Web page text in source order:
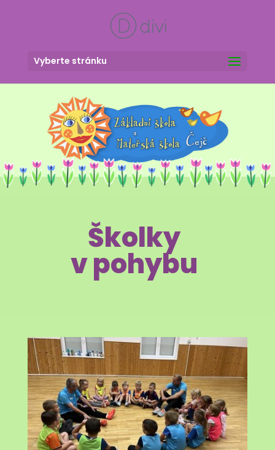
Vyberte stránku
Školky
v pohybu